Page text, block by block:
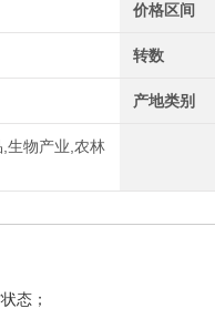
价格区间
转数
产地类别
生物产业,农林
态；